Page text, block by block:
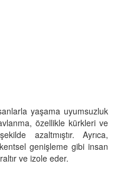
yaşama uyumsuzluk
özellikle kürkleri ve
azaltmıştır. Ayrıca,
genişleme gibi insan
ve izole eder.